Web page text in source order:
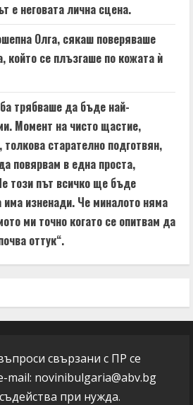
е неговата лична сцена.
Олга, сякаш поверяваше
който се плъзгаше по кожата ѝ
трябваше да бъде най-
Момент на чисто щастие,
старателно подготвян,
повярвам в една проста,
този път всичко ще бъде
изненади. Че миналото няма
ми точно когато се опитвам да
оттук“.
свързани с ПР се
mail: novinibulgaria@abv.bg
при нужда.